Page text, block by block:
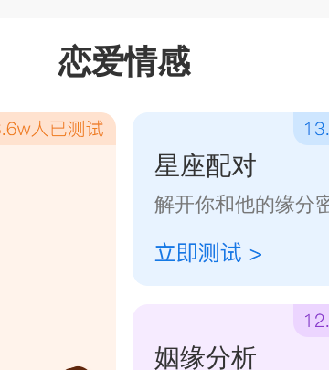
恋爱情感
星座配对
解开你和他的缘分
姻缘分析